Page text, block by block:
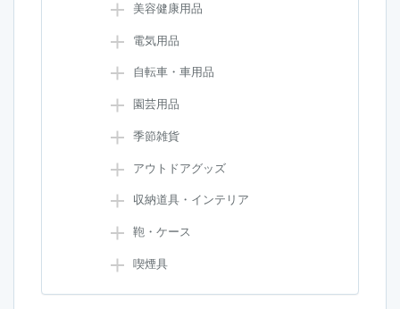
美容健康用品
電気用品
自転車・車用品
園芸用品
季節雑貨
アウトドアグッズ
収納道具・インテリア
鞄・ケース
喫煙具